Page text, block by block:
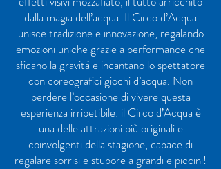
dalla magia dell’acqua. Il Circo d’Acqua
unisce tradizione e innovazione, regalando
emozioni uniche grazie a performance che
sfidano la gravità e incantano lo spettatore
con coreografici giochi d’acqua. Non
perdere l’occasione di vivere questa
esperienza irripetibile: il Circo d’Acqua è
una delle attrazioni più originali e
coinvolgenti della stagione, capace di
regalare sorrisi e stupore a grandi e piccini!